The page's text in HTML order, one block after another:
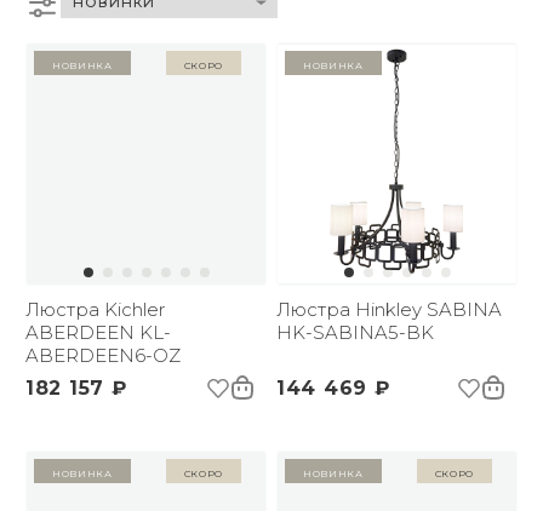
Новинка Скоро
Люстра Kichler
ABERDEEN KL-
ABERDEEN6-OZ
182 157 ₽
Новинка
Люстра Hinkley SABINA
HK-SABINA5-BK
144 469 ₽
Новинка Скоро Новинка Скоро